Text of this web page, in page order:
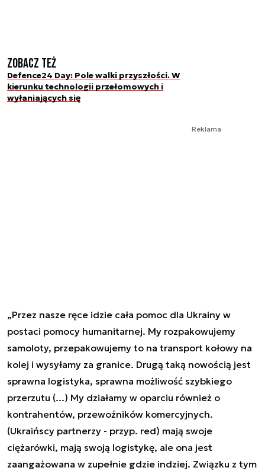
Zobacz też
Defence24 Day: Pole walki przyszłości. W
kierunku technologii przełomowych i
wyłaniających się
Reklama
„Przez nasze ręce idzie cała pomoc dla Ukrainy w
postaci pomocy humanitarnej. My rozpakowujemy
samoloty, przepakowujemy to na transport kołowy na
kolej i wysyłamy za granice. Drugą taką nowością jest
sprawna logistyka, sprawna możliwość szybkiego
przerzutu (...) My działamy w oparciu również o
kontrahentów, przewoźników komercyjnych.
(Ukraińscy partnerzy - przyp. red) mają swoje
ciężarówki, mają swoją logistykę, ale ona jest
zaangażowana w zupełnie gdzie indziej. Związku z tym